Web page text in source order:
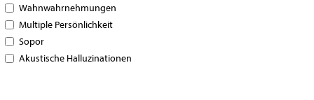
Wahnwahrnehmungen
Multiple Persönlichkeit
Sopor
Akustische Halluzinationen